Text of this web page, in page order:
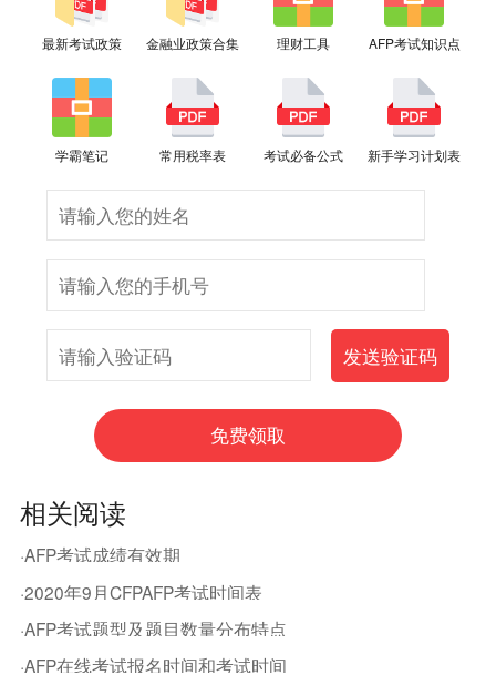
最新考试政策 金融业政策合集 理财工具 AFP考试知识点
学霸笔记 常用税率表 考试必备公式 新手学习计划表
相关阅读
·AFP考试成绩有效期
·2020年9月CFPAFP考试时间表
·AFP考试题型及题目数量分布特点
·AFP在线考试报名时间和考试时间